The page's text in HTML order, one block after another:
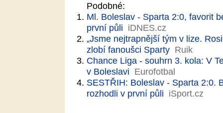
Podobné:
Ml. Boleslav - Sparta 2:0, favorit
první půli iDNES.cz
„Jsme nejtrapnější tým v lize.
zlobí fanoušci Sparty Ruik
Chance Liga - souhrn 3. kola: V
v Boleslavi Eurofotbal
SESTŘIH: Boleslav - Sparta 2:0.
rozhodli v první půli iSport.cz